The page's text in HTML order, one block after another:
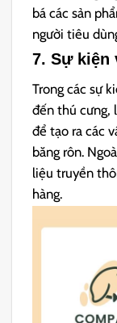
bá các sản
người tiêu
7. Sự kiện
Trong các sự
đến thú cưng,
để tạo ra các
băng rôn.
liệu truyền
hàng.